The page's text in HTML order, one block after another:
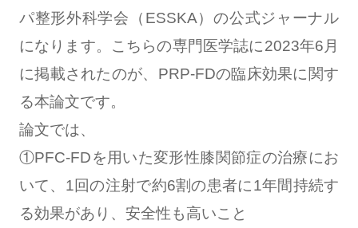
パ整形外科学会（ESSKA）の公式ジャーナル
になります。こちらの専門医学誌に2023年6月
に掲載されたのが、PRP-FDの臨床効果に関す
る本論文です。
論文では、
①PFC-FDを用いた変形性膝関節症の治療にお
いて、1回の注射で約6割の患者に1年間持続す
る効果があり、安全性も高いこと